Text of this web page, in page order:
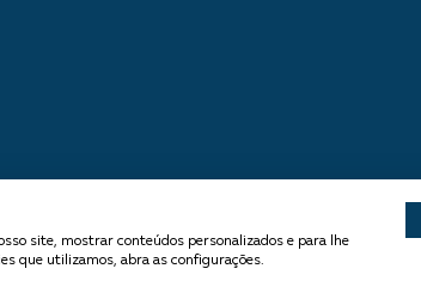
site, mostrar conteúdos personalizados e para lhe
que utilizamos, abra as configurações.